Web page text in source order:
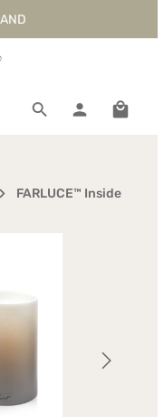
FARLUCE™ Inside